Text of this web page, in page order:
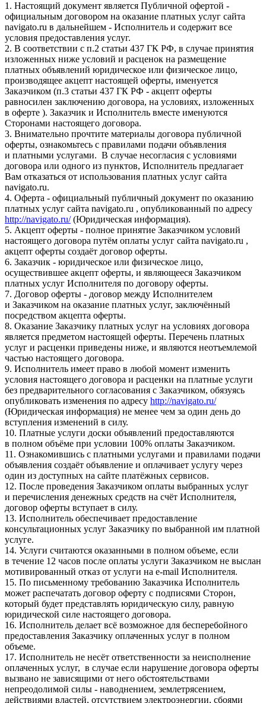
1. Настоящий документ является Публичной офертой -
официальным договором на оказание платных услуг сайта
navigato.ru в дальнейшем - Исполнитель и содержит все
условия предоставления услуг.
2. В соответствии с п.2 статьи 437 ГК РФ, в случае принятия
изложенных ниже условий и расценок на размещение
платных объявлений юридическое или физическое лицо,
производящее акцепт настоящей оферты, именуется
Заказчиком (п.3 статьи 437 ГК РФ - акцепт оферты
равносилен заключению договора, на условиях, изложенных
в оферте ). Заказчик и Исполнитель вместе именуются
Сторонами настоящего договора.
3. Внимательно прочтите материалы договора публичной
оферты, ознакомьтесь с правилами подачи объявления
и платными услугами. В случае несогласия с условиями
договора или одного из пунктов, Исполнитель предлагает
Вам отказаться от использования платных услуг сайта
navigato.ru.
4. Оферта - официальный публичный документ по оказанию
платных услуг сайта navigato.ru , опубликованный по адресу
http://navigato.ru/(Юридическая информация).
5. Акцепт оферты - полное принятие Заказчиком условий
настоящего договора путём оплаты услуг сайта navigato.ru ,
акцепт оферты создаёт договор оферты.
6. Заказчик - юридическое или физическое лицо,
осуществившее акцепт оферты, и являющееся Заказчиком
платных услуг Исполнителя по договору оферты.
7. Договор оферты - договор между Исполнителем
и Заказчиком на оказание платных услуг, заключённый
посредством акцепта оферты.
8. Оказание Заказчику платных услуг на условиях договора
является предметом настоящей оферты. Перечень платных
услуг и расценки приведены ниже, и являются неотъемлемой
частью настоящего договора.
9. Исполнитель имеет право в любой момент изменить
условия настоящего договора и расценки на платные услуги
без предварительного согласования с Заказчиком, обязуясь
опубликовать изменения по адресу http://navigato.ru/
(Юридическая информация) не менее чем за один день до
вступления изменений в силу.
10. Платные услуги доски объявлений предоставляются
в полном объёме при условии 100% оплаты Заказчиком.
11. Ознакомившись с платными услугами и правилами подачи
объявления создаёт объявление и оплачивает услугу через
один из доступных на сайте платёжных сервисов.
12. После проведения Заказчиком оплаты выбранных услуг
и перечисления денежных средств на счёт Исполнителя,
договор оферты вступает в силу.
13. Исполнитель обеспечивает предоставление
консультационных услуг Заказчику по выбранной им платной
услуге.
14. Услуги считаются оказанными в полном объеме, если
в течение 12 часов после оплаты услуги Заказчиком не выслан
мотивированный отказ от услуги на e-mail Исполнителя.
15. По письменному требованию Заказчика Исполнитель
может распечатать договор оферту с подписями Сторон,
который будет представлять юридическую силу, равную
юридической силе настоящего договора.
16. Исполнитель делает всё возможное для бесперебойного
предоставления Заказчику оплаченных услуг в полном
объеме.
17. Исполнитель не несёт ответственности за неисполнение
оплаченных услуг, в случае если нарушение договора оферты
вызвано не зависящими от него обстоятельствами
непреодолимой силы - наводнением, землетрясением,
действиями властей, отсутствием электроэнергии, сбоями